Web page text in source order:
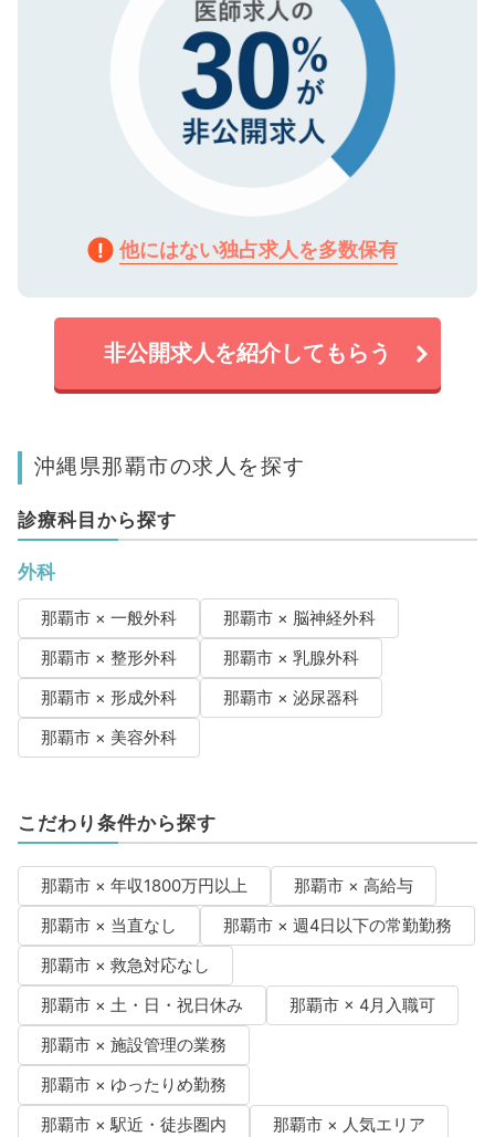
他にはない独占求人を多数保有
非公開求人を紹介してもらう
沖縄県那覇市の求人を探す
診療科目から探す
外科
那覇市 × 一般外科
那覇市 × 脳神経外科
那覇市 × 整形外科
那覇市 × 乳腺外科
那覇市 × 形成外科
那覇市 × 泌尿器科
那覇市 × 美容外科
こだわり条件から探す
那覇市 × 年収1800万円以上
那覇市 × 高給与
那覇市 × 当直なし
那覇市 × 週4日以下の常勤勤務
那覇市 × 救急対応なし
那覇市 × 土・日・祝日休み
那覇市 × 4月入職可
那覇市 × 施設管理の業務
那覇市 × ゆったりめ勤務
那覇市 × 駅近・徒歩圏内
那覇市 × 人気エリア